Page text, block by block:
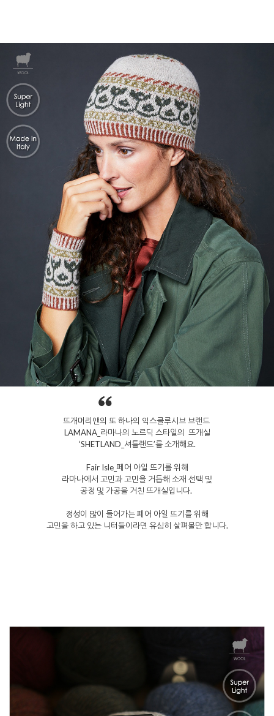
뜨개머리앤의 또 하나의 익스클루시브 브랜드
LAMANA_라마나의 노르딕 스타일의 뜨개실
‘SHETLAND_셔틀랜드’를 소개해요.
Fair Isle_페어 아일 뜨기를 위해
라마나에서 고민과 고민을 거듭해 소재 선택 및
공정 및 가공을 거친 뜨개실입니다.
정성이 많이 들어가는 페어 아일 뜨기를 위해
고민을 하고 있는 니터들이라면 유심히 살펴볼만 합니다.